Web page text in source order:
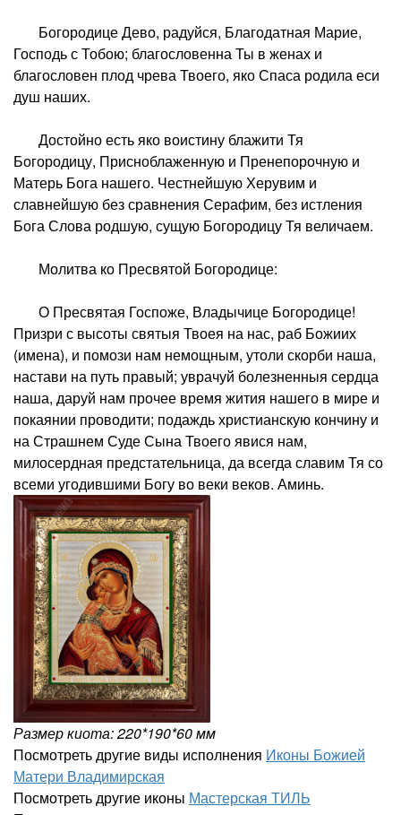
Богородице Дево, радуйся, Благодатная Марие,
Господь с Тобою; благословенна Ты в женах и
благословен плод чрева Твоего, яко Спаса родила еси
душ наших.
Достойно есть яко воистину блажити Тя
Богородицу, Присноблаженную и Пренепорочную и
Матерь Бога нашего. Честнейшую Херувим и
славнейшую без сравнения Серафим, без истления
Бога Слова родшую, сущую Богородицу Тя величаем.
Молитва ко Пресвятой Богородице:
О Пресвятая Госпоже, Владычице Богородице!
Призри с высоты святыя Твоея на нас, раб Божиих
(имена), и помози нам немощным, утоли скорби наша,
настави на путь правый; уврачуй болезненныя сердца
наша, даруй нам прочее время жития нашего в мире и
покаянии проводити; подаждь христианскую кончину и
на Страшнем Суде Сына Твоего явися нам,
милосердная предстательница, да всегда славим Тя со
всеми угодившими Богу во веки веков. Аминь.
Размер киота: 220*190*60 мм
Посмотреть другие виды исполнения Иконы Божией
Матери Владимирская
Посмотреть другие иконы Мастерская ТИЛЬ